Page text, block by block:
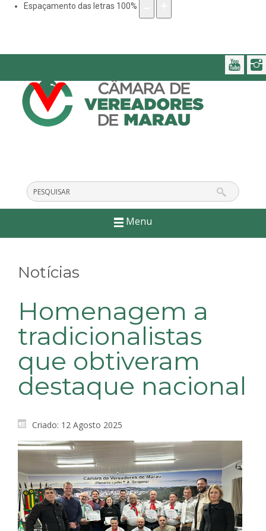
Espaçamento das letras 100%
Menu
Notícias
Homenagem a
tradicionalistas
que obtiveram
destaque nacional
Criado: 12 Agosto 2025